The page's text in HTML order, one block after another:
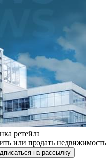
ретейла
или продать недвижимость